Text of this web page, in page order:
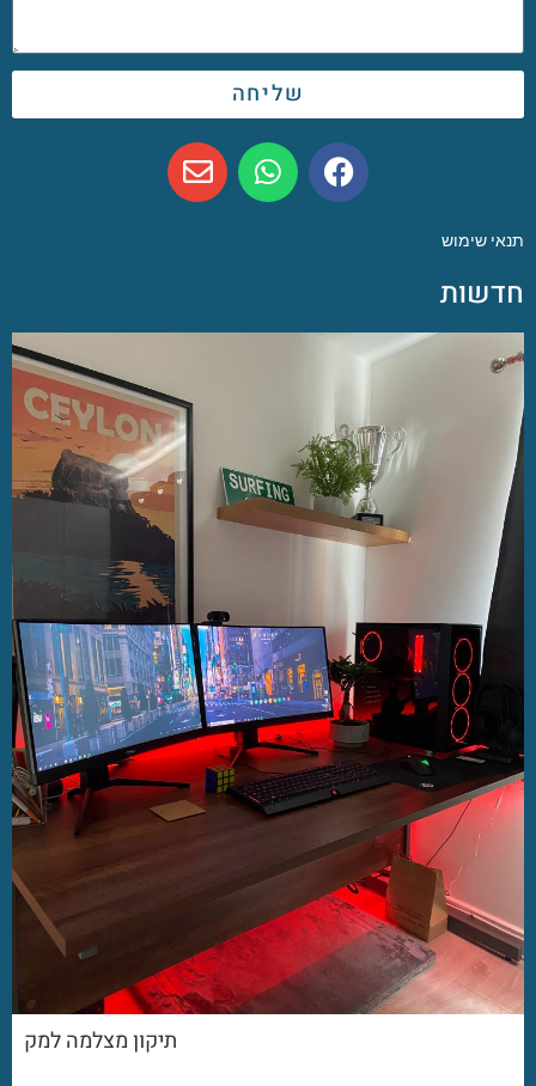
שליחה
תנאי שימוש
חדשות
תיקון מצלמה למק